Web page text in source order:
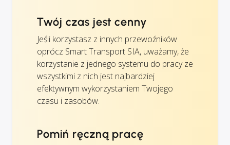
Twój czas jest cenny
Jeśli korzystasz z innych przewoźników
oprócz Smart Transport SIA, uważamy, że
korzystanie z jednego systemu do pracy ze
wszystkimi z nich jest najbardziej
efektywnym wykorzystaniem Twojego
czasu i zasobów.
Pomiń ręczną pracę